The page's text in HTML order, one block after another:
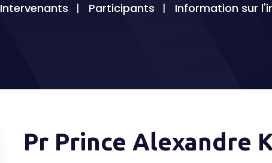
Intervenants Participants Information sur
Pr Prince Alexandre